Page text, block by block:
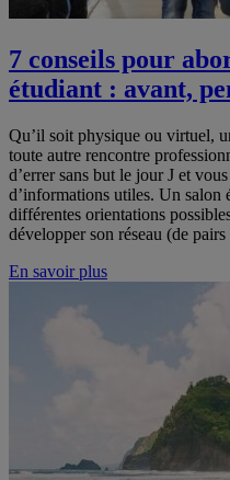
7 conseils pour
étudiant : avant,
Qu’il soit physique ou virtuel,
toute autre rencontre
d’errer sans but le jour J et
d’informations utiles. Un salon
différentes orientations
développer son réseau (de
En savoir plus